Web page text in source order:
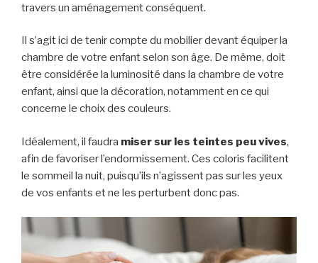
travers un aménagement conséquent.
Il s’agit ici de tenir compte du mobilier devant équiper la
chambre de votre enfant selon son âge. De même, doit
être considérée la luminosité dans la chambre de votre
enfant, ainsi que la décoration, notamment en ce qui
concerne le choix des couleurs.
Idéalement, il faudra miser sur les teintes peu vives,
afin de favoriser l’endormissement. Ces coloris facilitent
le sommeil la nuit, puisqu’ils n’agissent pas sur les yeux
de vos enfants et ne les perturbent donc pas.